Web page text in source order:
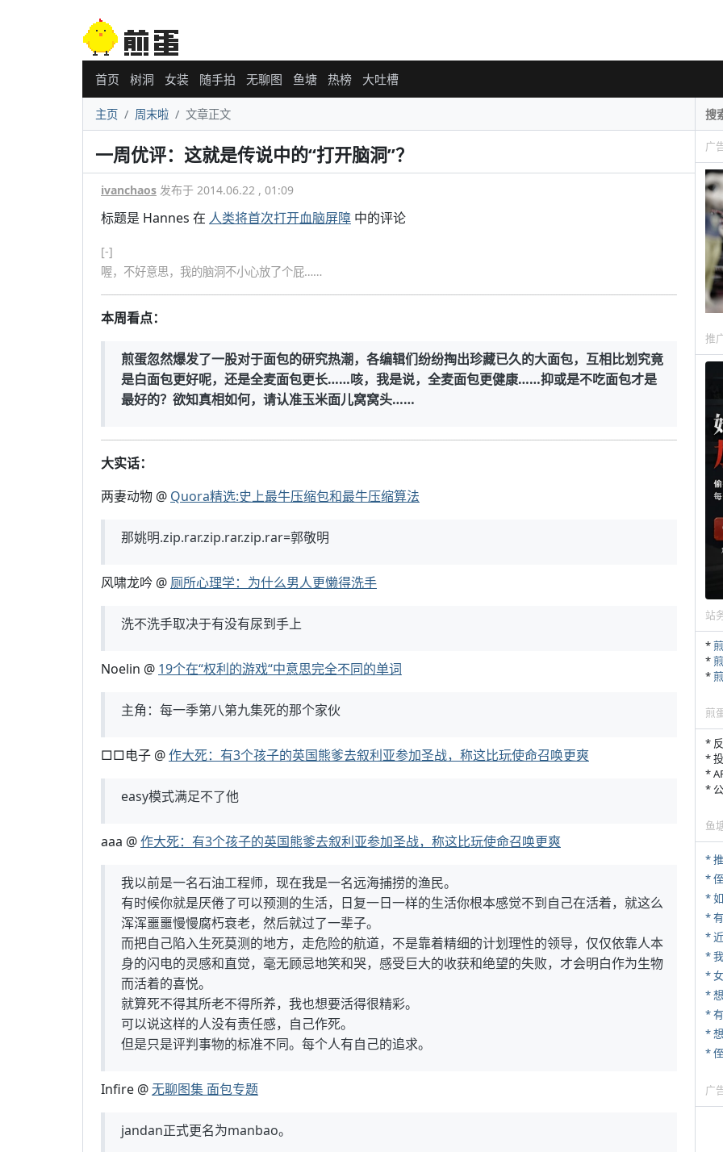
首页 树洞 女装 随手拍 无聊图 鱼塘 热榜 大吐槽
主页 周末啦 文章正文
一周优评：这就是传说中的“打开脑洞”？
ivanchaos 发布于 2014.06.22 , 01:09
标题是 Hannes 在 人类将首次打开血脑屏障 中的评论
[-]
喔，不好意思，我的脑洞不小心放了个屁……
本周看点：
煎蛋忽然爆发了一股对于面包的研究热潮，各编辑们纷纷掏出珍藏已久的大面包，互相比划究竟
是白面包更好呢，还是全麦面包更长……咳，我是说，全麦面包更健康……抑或是不吃面包才是
最好的？欲知真相如何，请认准玉米面儿窝窝头……
大实话：
两妻动物 @ Quora精选:史上最牛压缩包和最牛压缩算法
那姚明.zip.rar.zip.rar.zip.rar=郭敬明
风啸龙吟 @ 厕所心理学：为什么男人更懒得洗手
洗不洗手取决于有没有尿到手上
Noelin @ 19个在“权利的游戏“中意思完全不同的单词
主角：每一季第八第九集死的那个家伙
□□电子 @作大死：有3个孩子的英国熊爹去叙利亚参加圣战，称这比玩使命召唤更爽
easy模式满足不了他
aaa @作大死：有3个孩子的英国熊爹去叙利亚参加圣战，称这比玩使命召唤更爽
我以前是一名石油工程师，现在我是一名远海捕捞的渔民。
有时候你就是厌倦了可以预测的生活，日复一日一样的生活你根本感觉不到自己在活着，就这么
浑浑噩噩慢慢腐朽衰老，然后就过了一辈子。
而把自己陷入生死莫测的地方，走危险的航道，不是靠着精细的计划理性的领导，仅仅依靠人本
身的闪电的灵感和直觉，毫无顾忌地笑和哭，感受巨大的收获和绝望的失败，才会明白作为生物
而活着的喜悦。
就算死不得其所老不得所养，我也想要活得很精彩。
可以说这样的人没有责任感，自己作死。
但是只是评判事物的标准不同。每个人有自己的追求。
Infire @无聊图集 面包专题
jandan正式更名为manbao。
广
推
站
*
*
*
煎
*
*
*
*
鱼
*
*
*
*
*
*
*
*
*
广